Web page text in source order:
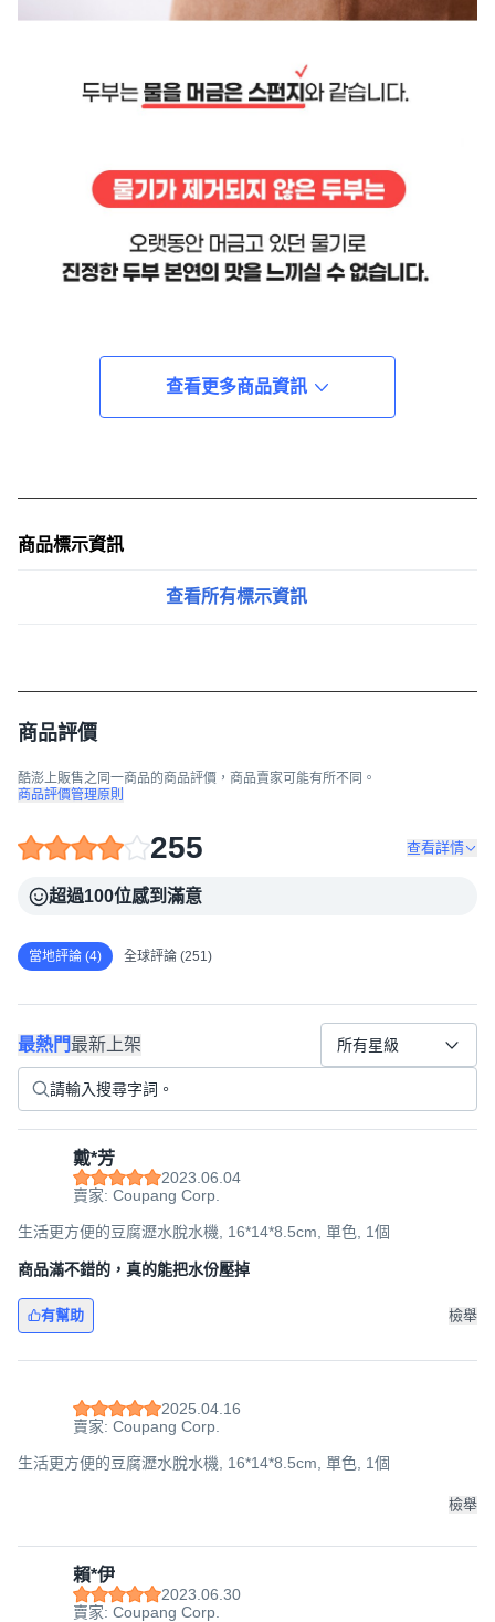
查看更多商品資訊
商品標示資訊
查看所有標示資訊
商品評價
酷澎上販售之同一商品的商品評價，商品賣家可能有所不同。
商品評價管理原則
255 查看詳情
超過100位感到滿意
當地評論 (4) 全球評論 (251)
最熱門最新上架 所有星級
戴*芳
2023.06.04
賣家: Coupang Corp.
生活更方便的豆腐瀝水脫水機, 16*14*8.5cm, 單色, 1個
商品滿不錯的，真的能把水份壓掉
有幫助 檢舉
2025.04.16
賣家: Coupang Corp.
生活更方便的豆腐瀝水脫水機, 16*14*8.5cm, 單色, 1個
檢舉
賴*伊
2023.06.30
賣家: Coupang Corp.